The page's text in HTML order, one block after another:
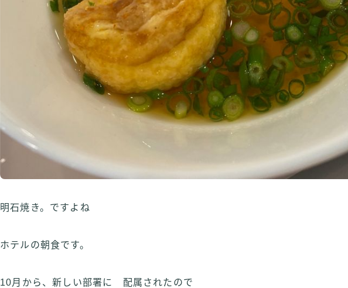
明石焼き。ですよね
ホテルの朝食です。
10月から、新しい部署に 配属されたので